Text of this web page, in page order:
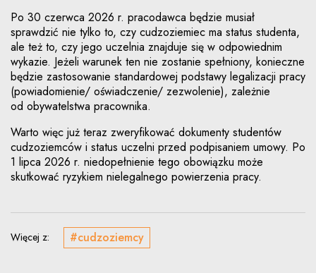
Po 30 czerwca 2026 r. pracodawca będzie musiał
sprawdzić nie tylko to, czy cudzoziemiec ma status studenta,
ale też to, czy jego uczelnia znajduje się w odpowiednim
wykazie. Jeżeli warunek ten nie zostanie spełniony, konieczne
będzie zastosowanie standardowej podstawy legalizacji pracy
(powiadomienie/ oświadczenie/ zezwolenie), zależnie
od obywatelstwa pracownika.
Warto więc już teraz zweryfikować dokumenty studentów
cudzoziemców i status uczelni przed podpisaniem umowy. Po
1 lipca 2026 r. niedopełnienie tego obowiązku może
skutkować ryzykiem nielegalnego powierzenia pracy.
Więcej z: #cudzoziemcy